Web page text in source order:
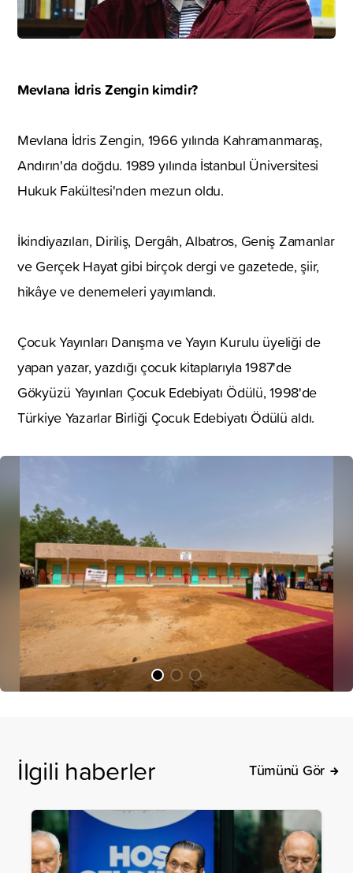
Mevlana İdris Zengin kimdir?
Mevlana İdris Zengin, 1966 yılında Kahramanmaraş,
Andırın'da doğdu. 1989 yılında İstanbul Üniversitesi
Hukuk Fakültesi'nden mezun oldu.
İkindiyazıları, Diriliş, Dergâh, Albatros, Geniş Zamanlar
ve Gerçek Hayat gibi birçok dergi ve gazetede, şiir,
hikâye ve denemeleri yayımlandı.
Çocuk Yayınları Danışma ve Yayın Kurulu üyeliği de
yapan yazar, yazdığı çocuk kitaplarıyla 1987'de
Gökyüzü Yayınları Çocuk Edebiyatı Ödülü, 1998'de
Türkiye Yazarlar Birliği Çocuk Edebiyatı Ödülü aldı.
İlgili haberler Tümünü Gör